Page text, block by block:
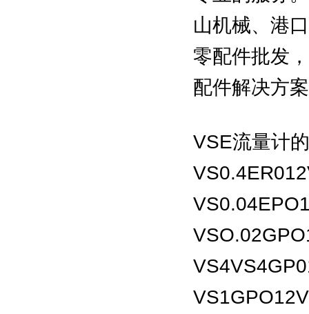
山机械、港
零配件批发
配件解决方
VSE流量计